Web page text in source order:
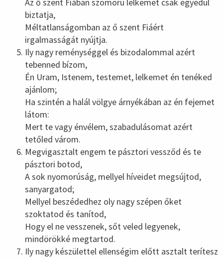
biztatja,
Méltatlanságomban az ő szent Fiáért
irgalmasságát nyújtja.
Ily nagy reménységgel és bizodalommal azért
tebenned bízom,
Én Uram, Istenem, testemet, lelkemet én tenéked
ajánlom;
Ha szintén a halál völgye árnyékában az én fejemet
látom:
Mert te vagy énvélem, szabadulásomat azért
tetőled várom.
Megvigasztalt engem te pásztori vessződ és te
pásztori botod,
A sok nyomorúság, mellyel híveidet megsújtod,
sanyargatod;
Mellyel beszédedhez oly nagy szépen őket
szoktatod és tanítod,
Hogy el ne vesszenek, sőt veled legyenek,
mindörökké megtartod.
Ily nagy készülettel ellenségim előtt asztalt terítesz